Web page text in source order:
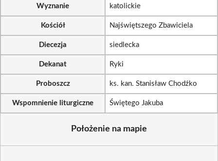
Wyznanie katolickie
Kościół Najświętszego Zbawiciela
Diecezja siedlecka
Dekanat Ryki
Proboszcz ks. kan. Stanisław Chodźko
Wspomnienie liturgiczne Świętego Jakuba
Położenie na mapie